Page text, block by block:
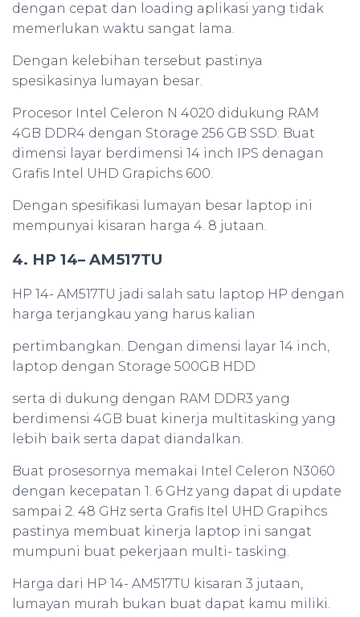
dengan cepat dan loading aplikasi yang tidak
memerlukan waktu sangat lama.
Dengan kelebihan tersebut pastinya
spesikasinya lumayan besar.
Procesor Intel Celeron N 4020 didukung RAM
4GB DDR4 dengan Storage 256 GB SSD. Buat
dimensi layar berdimensi 14 inch IPS denagan
Grafis Intel UHD Grapichs 600.
Dengan spesifikasi lumayan besar laptop ini
mempunyai kisaran harga 4. 8 jutaan.
4. HP 14– AM517TU
HP 14- AM517TU jadi salah satu laptop HP dengan
harga terjangkau yang harus kalian
pertimbangkan. Dengan dimensi layar 14 inch,
laptop dengan Storage 500GB HDD
serta di dukung dengan RAM DDR3 yang
berdimensi 4GB buat kinerja multitasking yang
lebih baik serta dapat diandalkan.
Buat prosesornya memakai Intel Celeron N3060
dengan kecepatan 1. 6 GHz yang dapat di update
sampai 2. 48 GHz serta Grafis Itel UHD Grapihcs
pastinya membuat kinerja laptop ini sangat
mumpuni buat pekerjaan multi- tasking.
Harga dari HP 14- AM517TU kisaran 3 jutaan,
lumayan murah bukan buat dapat kamu miliki.